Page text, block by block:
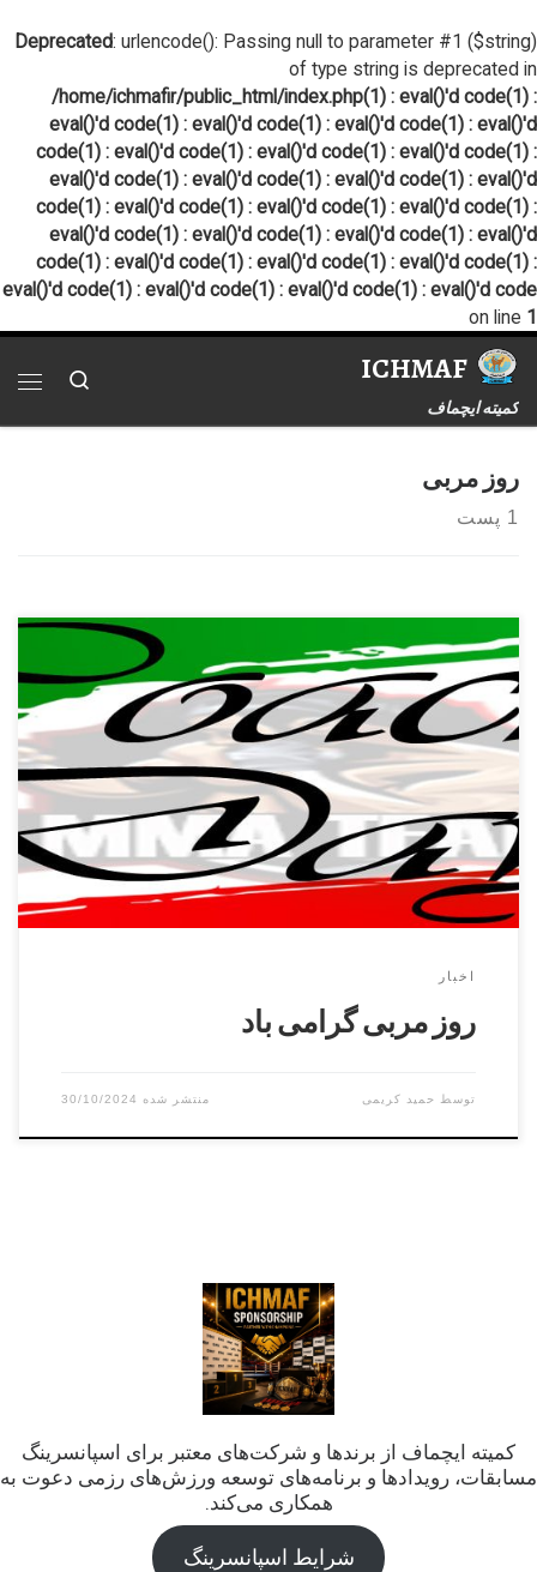
Deprecated: urlencode(): Passing null to parameter #1 ($string)
of type string is deprecated in
/home/ichmafir/public_html/index.php(1) : eval()'d code(1) :
eval()'d code(1) : eval()'d code(1) : eval()'d code(1) : eval()'d
code(1) : eval()'d code(1) : eval()'d code(1) : eval()'d code(1) :
eval()'d code(1) : eval()'d code(1) : eval()'d code(1) : eval()'d
code(1) : eval()'d code(1) : eval()'d code(1) : eval()'d code(1) :
eval()'d code(1) : eval()'d code(1) : eval()'d code(1) : eval()'d
code(1) : eval()'d code(1) : eval()'d code(1) : eval()'d code(1) :
eval()'d code(1) : eval()'d code(1) : eval()'d code(1) : eval()'d code
on line 1
پرش به محتوا
ICHMAF
کمیته ایچماف
Search
روز مربی
1 پست
روز مربی
اخبار
روز مربی گرامی باد
توسط حمید کریمی 30/10/2024
کمیته ایچماف از برندها و شرکت‌های معتبر برای اسپانسرینگ
مسابقات، رویدادها و برنامه‌های توسعه ورزش‌های رزمی دعوت به
همکاری می‌کند.
شرایط اسپانسرینگ